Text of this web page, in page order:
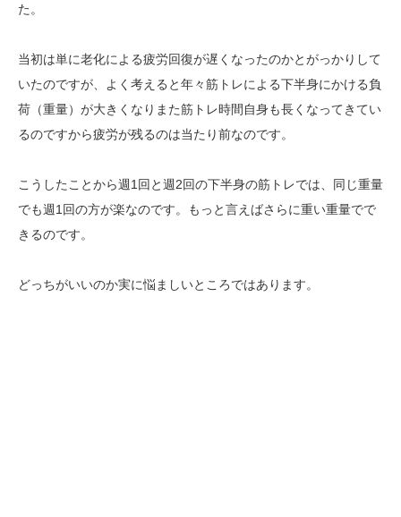
た。
当初は単に老化による疲労回復が遅くなったのかとがっかりして
いたのですが、よく考えると年々筋トレによる下半身にかける負
荷（重量）が大きくなりまた筋トレ時間自身も長くなってきてい
るのですから疲労が残るのは当たり前なのです。
こうしたことから週1回と週2回の下半身の筋トレでは、同じ重量
でも週1回の方が楽なのです。もっと言えばさらに重い重量でで
きるのです。
どっちがいいのか実に悩ましいところではあります。